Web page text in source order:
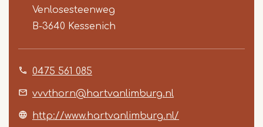
Venlosesteenweg
B-3640 Kessenich
0475 561 085
vvvthorn@hartvanlimburg.nl
http://www.hartvanlimburg.nl/